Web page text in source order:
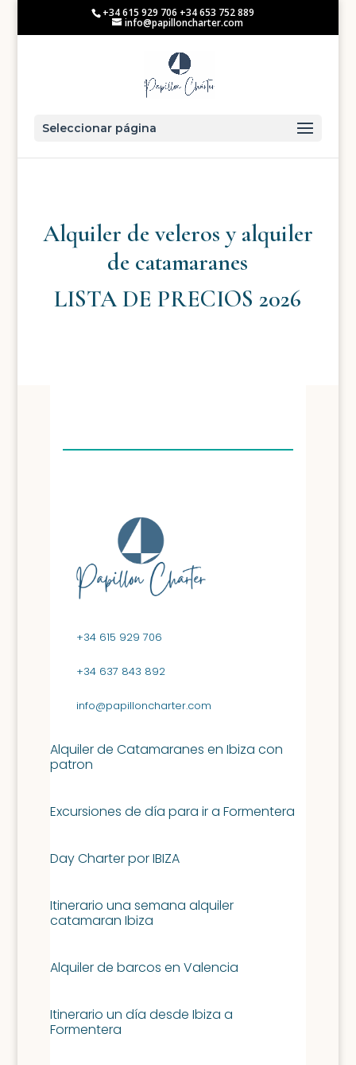
+34 615 929 706 +34 653 752 889
info@papilloncharter.com
Seleccionar página
Alquiler de veleros y alquiler
de catamaranes
LISTA DE PRECIOS 2026
+34 615 929 706
+34 637 843 892
info@papilloncharter.com
Alquiler de Catamaranes en Ibiza con
patron
Excursiones de día para ir a Formentera
Day Charter por IBIZA
Itinerario una semana alquiler
catamaran Ibiza
Alquiler de barcos en Valencia
Itinerario un día desde Ibiza a
Formentera